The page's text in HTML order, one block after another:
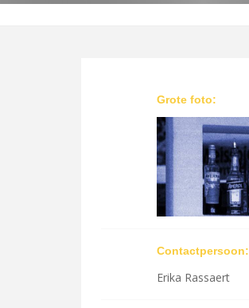
Grote foto:
Contactpersoon:
Erika Rassaert